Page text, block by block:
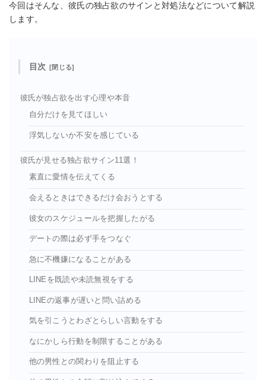
今回はそんな、彼氏の独占欲のサインと対処法などについて解説
します。
目次
彼氏が独占欲を出す心理や本音
自分だけを見てほしい
浮気しないか不安を感じている
彼氏が見せる独占欲サイン11選！
素直に愛情を伝えてくる
会えるときはできるだけ会おうとする
彼女のスケジュールを把握したがる
デートの際は必ず手をつなぐ
急に不機嫌になることがある
LINEを既読や未読無視をする
LINEの返事が遅いと問い詰める
気を引こうとわざとらしい言動をする
なにかしら行動を制限することがある
他の男性との関わりを阻止する